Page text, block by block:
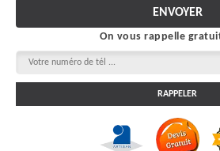
On vous rappelle